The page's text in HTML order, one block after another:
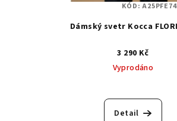
Dámský svetr Kocca
3 290 Kč
Vyprodáno
Detail
KÓD: